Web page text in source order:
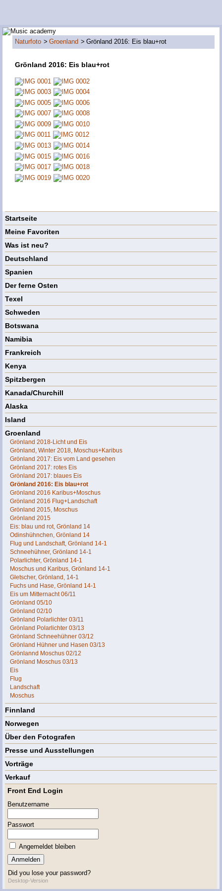
Naturfoto Groenland Grönland 2016: Eis blau+rot
Grönland 2016: Eis blau+rot
Startseite
Meine Favoriten
Was ist neu?
Deutschland
Spanien
Der ferne Osten
Texel
Schweden
Botswana
Namibia
Frankreich
Kenya
Spitzbergen
Kanada/Churchill
Alaska
Island
Groenland
Grönland 2018-Licht und Eis
Grönland, Winter 2018, Moschus+Karibus
Grönland 2017: Eis vom Land gesehen
Grönland 2017: rotes Eis
Grönland 2017: blaues Eis
Grönland 2016: Eis blau+rot
Grönland 2016 Karibus+Moschus
Grönland 2016 Flug+Landschaft
Grönland 2015, Moschus
Grönland 2015
Eis: blau und rot, Grönland 14
Odinshühnchen, Grönland 14
Flug und Landschaft, Grönland 14-1
Schneehühner, Grönland 14-1
Polarlichter, Grönland 14-1
Moschus und Karibus, Grönland 14-1
Gletscher, Grönland, 14-1
Fuchs und Hase, Grönland 14-1
Eis um Mitternacht 06/11
Grönland 05/10
Grönland 02/10
Grönland Polarlichter 03/11
Grönland Polarlichter 03/13
Grönland Schneehühner 03/12
Grönland Hühner und Hasen 03/13
Grönlannd Moschus 02/12
Grönland Moschus 03/13
Eis
Flug
Landschaft
Moschus
Finnland
Norwegen
Über den Fotografen
Presse und Ausstellungen
Vorträge
Verkauf
Front End Login
Benutzername
Passwort
Angemeldet bleiben
Did you lose your password?
Desktop-Version